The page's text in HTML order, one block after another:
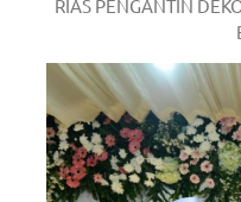
RIAS PENGANTIN